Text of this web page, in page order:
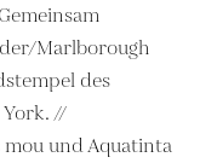
Marlborough
des
//
mou und Aquatinta